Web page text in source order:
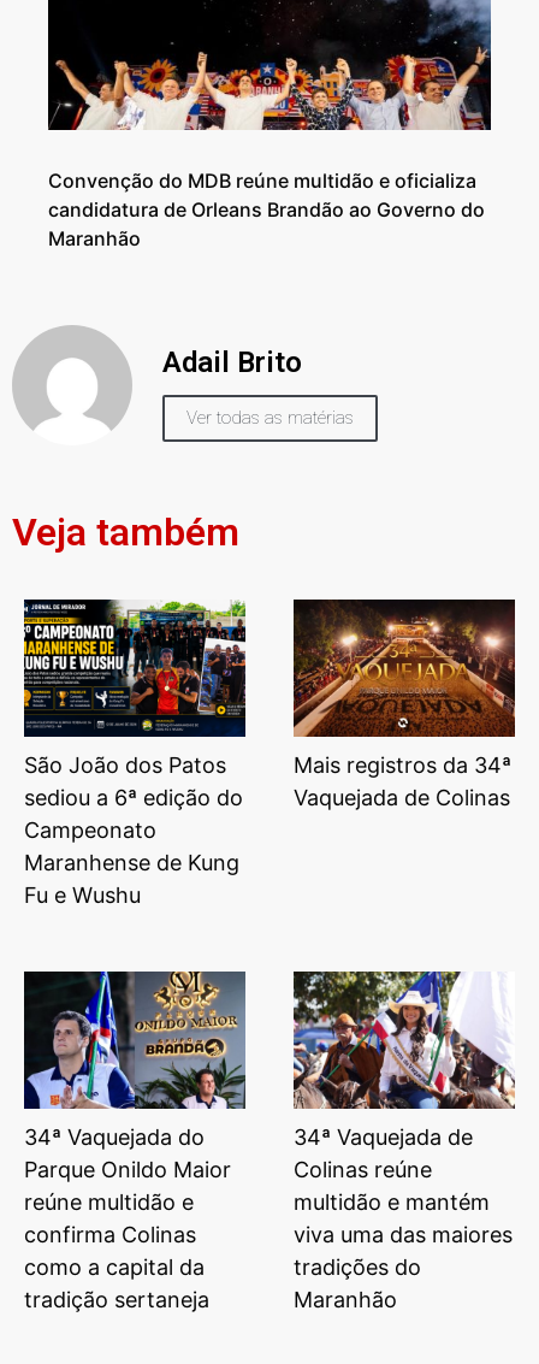
Convenção do MDB reúne multidão e oficializa
candidatura de Orleans Brandão ao Governo do
Maranhão
Adail Brito
Ver todas as matérias
Veja também
São João dos Patos
sediou a 6ª edição do
Campeonato
Maranhense de Kung
Fu e Wushu
Mais registros da 34ª
Vaquejada de Colinas
34ª Vaquejada do
Parque Onildo Maior
reúne multidão e
confirma Colinas
como a capital da
tradição sertaneja
34ª Vaquejada de
Colinas reúne
multidão e mantém
viva uma das maiores
tradições do
Maranhão